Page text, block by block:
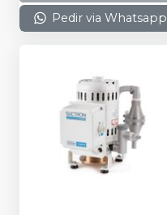
protetor de luz
Pedir via Whatsapp